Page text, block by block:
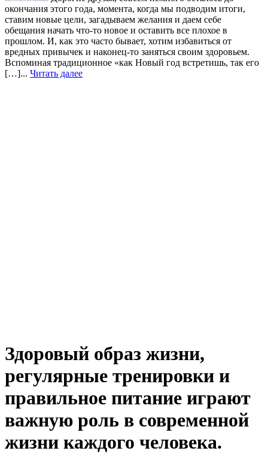
окончания этого года, момента, когда мы подводим итоги,
ставим новые цели, загадываем желания и даем себе
обещания начать что-то новое и оставить все плохое в
прошлом. И, как это часто бывает, хотим избавиться от
вредных привычек и наконец-то заняться своим здоровьем.
Вспоминая традиционное «как Новый год встретишь, так его
[…]... Читать далее
Здоровый образ жизни,
регулярные тренировки и
правильное питание играют
важную роль в современной
жизни каждого человека.